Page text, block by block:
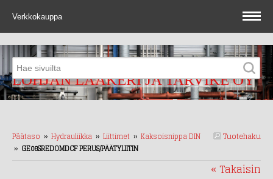
Verkkokauppa
LOHJAN LAAKERI JA TARVIKE OY
Tuotehaku
Päätaso ›› Hydrauliikka ›› Liittimet ›› Kaksoisnippa DIN
›› GE08SREDOMDCF PERUS/PÄÄTYLIITIN
« Takaisin